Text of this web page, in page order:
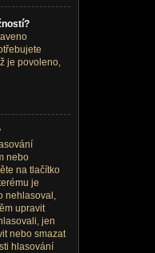
je povoleno,
nebo
na tlačítko
je
nehlasoval,
upravit
jen
nebo smazat
hlasování